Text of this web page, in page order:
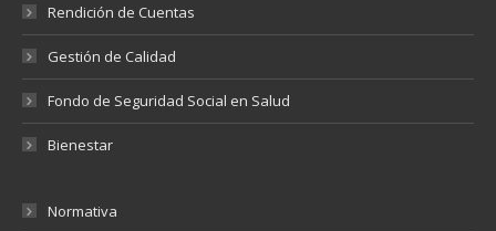
Rendición de Cuentas
Gestión de Calidad
Fondo de Seguridad Social en Salud
Bienestar
Normativa